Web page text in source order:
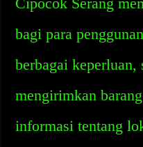
bagi para
berbagai keperluan,
mengirimkan
informasi tentang